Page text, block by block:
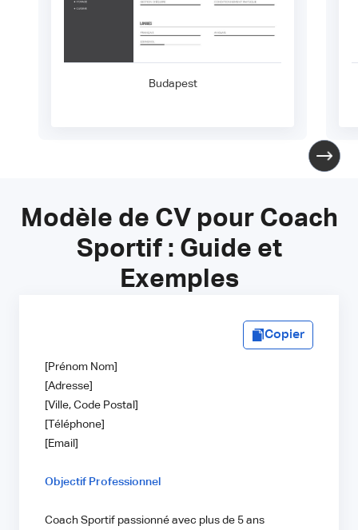
Budapest
Modèle de CV pour Coach
Sportif : Guide et
Exemples
Copier
[Prénom Nom]
[Adresse]
[Ville, Code Postal]
[Téléphone]
[Email]
Objectif Professionnel
Coach Sportif passionné avec plus de 5 ans